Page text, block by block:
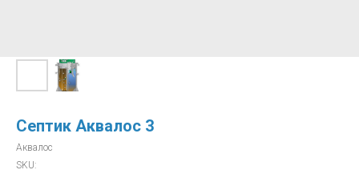
Септик Аквалос 3
Аквалос
SKU: